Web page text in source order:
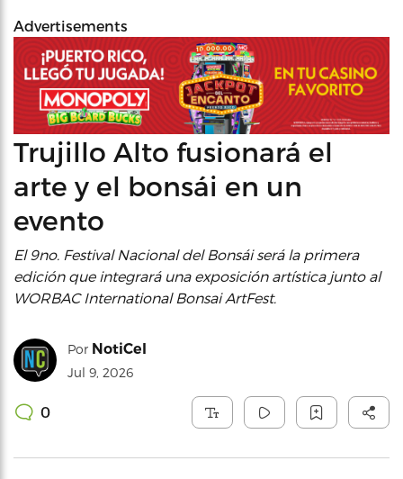
Advertisements
Trujillo Alto fusionará el
arte y el bonsái en un
evento
El 9no. Festival Nacional del Bonsái será la primera
edición que integrará una exposición artística junto al
WORBAC International Bonsai ArtFest.
Por NotiCel
Jul 9, 2026
0